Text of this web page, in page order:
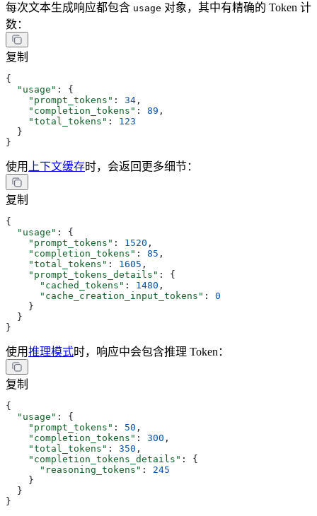
每次文本生成响应都包含 usage 对象，其中有精确的 Token 计
数：
复制
{
  "usage"
: {
    "prompt_tokens"
: 34 ,
    "completion_tokens"
: 89 ,
    "total_tokens"
: 123
  }
}
使用 上下文缓存时，会返回更多细节：
复制
{
  "usage"
: {
    "prompt_tokens"
: 1520 ,
    "completion_tokens"
: 85 ,
    "total_tokens"
: 1605 ,
    "prompt_tokens_details"
: {
      "cached_tokens"
: 1480 ,
      "cache_creation_input_tokens"
: 0
    }
  }
}
使用推理模式时，响应中会包含推理 Token：
复制
{
  "usage"
: {
    "prompt_tokens"
: 50 ,
    "completion_tokens"
: 300 ,
    "total_tokens"
: 350 ,
    "completion_tokens_details"
: {
      "reasoning_tokens"
: 245
    }
  }
}